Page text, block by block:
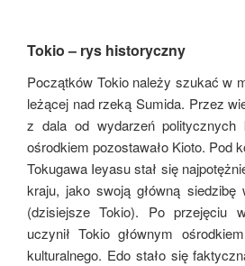
Tokio – rys historyczny
Początków Tokio należy szukać w
leżącej nad rzeką Sumida. Przez
z dala od wydarzeń politycznych
ośrodkiem pozostawało Kioto. Pod
Tokugawa Ieyasu stał się
kraju, jako swoją główną siedzibę
(dzisiejsze Tokio). Po przejęciu
uczynił Tokio głównym
kulturalnego. Edo stało się